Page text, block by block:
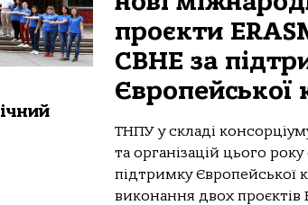
проєкти
CBHE за
Європейської
ТНПУ у складі
та організацій цього
підтримку Європейської
виконання двох проєктів